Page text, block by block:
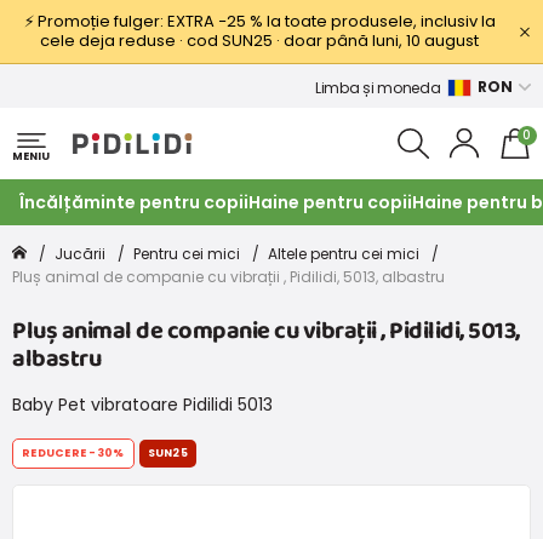
⚡ Promoție fulger: EXTRA −25 % la toate produsele, inclusiv la
cele deja reduse · cod SUN25 · doar până luni, 10 august
Limba și moneda RON
MENIU
0
Încălțăminte pentru copiiHaine pentru copiiHaine pentru
Jucării Pentru cei mici
Altele pentru cei mici
Pluș animal de companie cu vibrații , Pidilidi, 5013, albastru
Pluș animal de companie cu vibrații , Pidilidi, 5013,
albastru
Baby Pet vibratoare Pidilidi 5013
REDUCERE -30% SUN25